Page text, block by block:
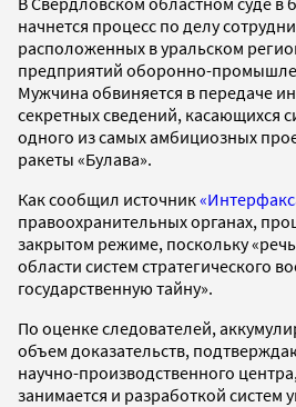
начнется процесс по делу
расположенных в уральском
предприятий оборонно-
Мужчина обвиняется в передаче
секретных сведений, касающихся
одного из самых амбициозных
ракеты «Булава».
Как сообщил источник
правоохранительных органах,
закрытом режиме, поскольку
области систем стратегического
государственную тайну».
По оценке следователей,
объем доказательств,
научно-производственного
занимается и разработкой систем